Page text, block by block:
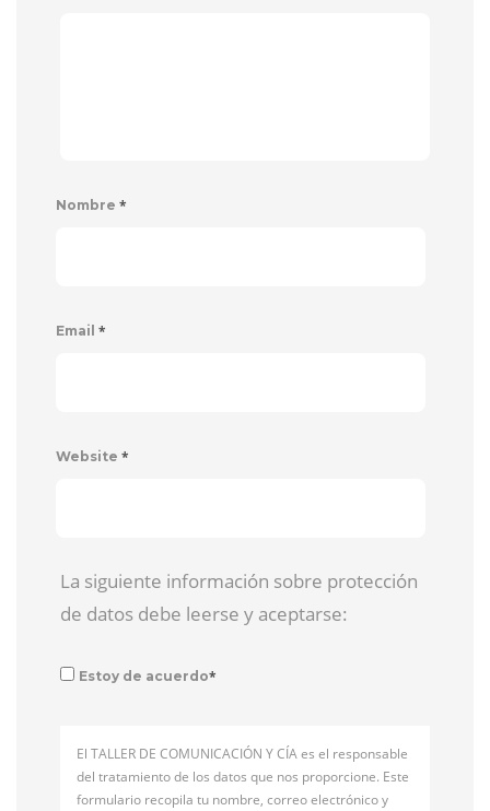
Nombre *
Email *
Website *
La siguiente información sobre protección
de datos debe leerse y aceptarse:
Estoy de acuerdo*
El TALLER DE COMUNICACIÓN Y CÍA es el responsable
del tratamiento de los datos que nos proporcione. Este
formulario recopila tu nombre, correo electrónico y